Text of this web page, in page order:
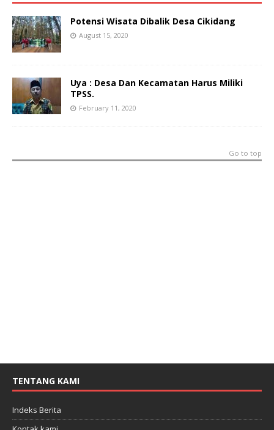
Potensi Wisata Dibalik Desa Cikidang
August 15, 2020
Uya : Desa Dan Kecamatan Harus Miliki
TPSS.
February 11, 2020
Go to top
TENTANG KAMI
Indeks Berita